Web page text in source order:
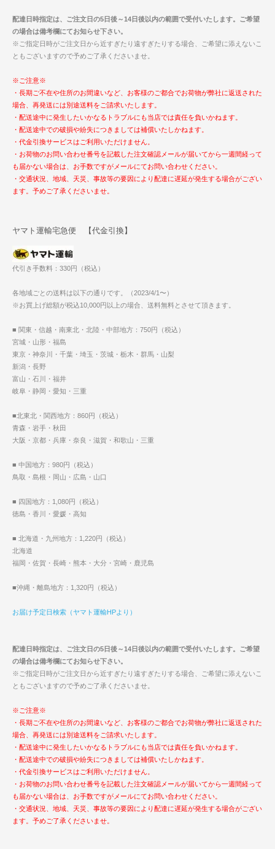
配達日時指定は、ご注文日の5日後～14日後以内の範囲で受付いたします。ご希望
の場合は備考欄にてお知らせ下さい。
※ご指定日時がご注文日から近すぎたり遠すぎたりする場合、ご希望に添えないこ
ともございますので予めご了承くださいませ。
※ご注意※
・長期ご不在や住所のお間違いなど、お客様のご都合でお荷物が弊社に返送された
場合、再発送には別途送料をご請求いたします。
・配送途中に発生したいかなるトラブルにも当店では責任を負いかねます。
・配送途中での破損や紛失につきましては補償いたしかねます。
・代金引換サービスはご利用いただけません。
・お荷物のお問い合わせ番号を記載した注文確認メールが届いてから一週間経って
も届かない場合は、お手数ですがメールにてお問い合わせください。
・交通状況、地域、天災、事故等の要因により配達に遅延が発生する場合がござい
ます。予めご了承くださいませ。
ヤマト運輸宅急便 【代金引換】
代引き手数料：330円（税込）
各地域ごとの送料は以下の通りです。（2023/4/1〜）
※お買上げ総額が税込10,000円以上の場合、送料無料とさせて頂きます。
■ 関東・信越・南東北・北陸・中部地方：750円（税込）
宮城・山形・福島
東京・神奈川・千葉・埼玉・茨城・栃木・群馬・山梨
新潟・長野
富山・石川・福井
岐阜・静岡・愛知・三重
■北東北・関西地方：860円（税込）
青森・岩手・秋田
大阪・京都・兵庫・奈良・滋賀・和歌山・三重
■ 中国地方：980円（税込）
鳥取・島根・岡山・広島・山口
■ 四国地方：1,080円（税込）
徳島・香川・愛媛・高知
■ 北海道・九州地方：1,220円（税込）
北海道
福岡・佐賀・長崎・熊本・大分・宮崎・鹿児島
■沖縄・離島地方：1,320円（税込）
お届け予定日検索（ヤマト運輸HPより）
配達日時指定は、ご注文日の5日後～14日後以内の範囲で受付いたします。ご希望
の場合は備考欄にてお知らせ下さい。
※ご指定日時がご注文日から近すぎたり遠すぎたりする場合、ご希望に添えないこ
ともございますので予めご了承くださいませ。
※ご注意※
・長期ご不在や住所のお間違いなど、お客様のご都合でお荷物が弊社に返送された
場合、再発送には別途送料をご請求いたします。
・配送途中に発生したいかなるトラブルにも当店では責任を負いかねます。
・配送途中での破損や紛失につきましては補償いたしかねます。
・代金引換サービスはご利用いただけません。
・お荷物のお問い合わせ番号を記載した注文確認メールが届いてから一週間経って
も届かない場合は、お手数ですがメールにてお問い合わせください。
・交通状況、地域、天災、事故等の要因により配達に遅延が発生する場合がござい
ます。予めご了承くださいませ。